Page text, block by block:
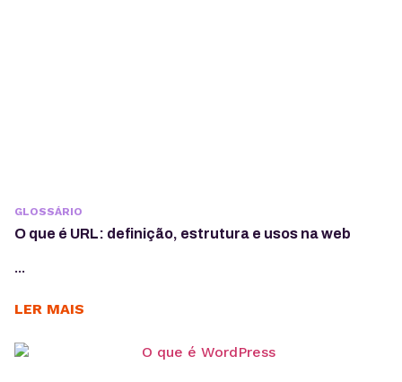
GLOSSÁRIO
O que é URL: definição, estrutura e usos na web
...
LER MAIS